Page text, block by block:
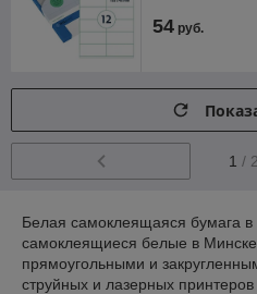
Выбрать
Простые
Выберите
54 руб.
1 / 2
Белая самоклеящаяся бумага в
самоклеящиеся белые в
прямоугольными и
струйных и лазерных